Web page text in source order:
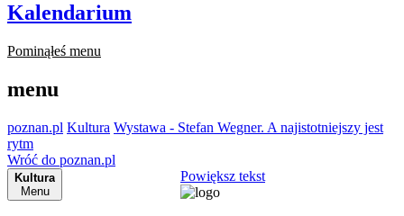
Kalendarium
Pominąłeś menu
menu
poznan.pl Kultura Wystawa - Stefan Wegner. A najistotniejszy jest
rytm
Wróć do poznan.pl
Kultura
Menu
Powiększ tekst